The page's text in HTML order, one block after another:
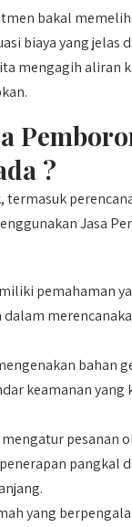
bakal
biaya yang jelas
mengagih aliran
?
Jasa
pemahaman
bahan
keamanan yang
pesanan
pangkal
yang